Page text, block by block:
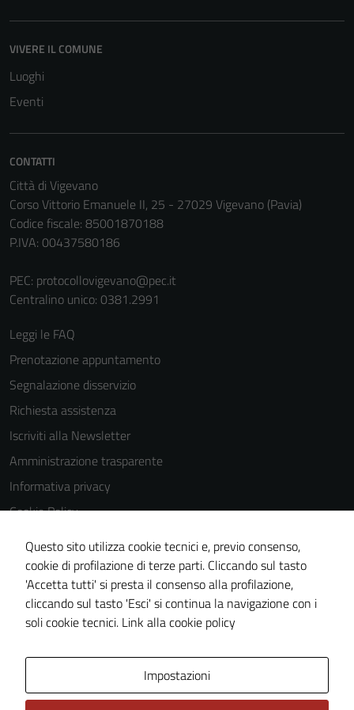
VIVERE IL COMUNE
Luoghi
Eventi
CONTATTI
Città di Vigevano
Corso Vittorio Emanuele II, 25 - 27029 Vigevano (Pavia)
Codice fiscale: 85001870188
P.IVA: 00437580186
PEC: protocollovigevano@pec.it
Centralino unico: 0381.2991
Leggi le FAQ
Prenotazione appuntamento
Segnalazione disservizio
Richiesta assistenza
Iscriviti alla Newsletter
Amministrazione trasparente
Informativa privacy
Cookie Policy
Media policy
Note legali
Dichiarazione di accessibilità
Piano di miglioramento del sito
Questo sito utilizza cookie tecnici e, previo consenso,
cookie di profilazione di terze parti. Cliccando sul tasto
'Accetta tutti' si presta il consenso alla profilazione,
cliccando sul tasto 'Esci' si continua la navigazione con i
soli cookie tecnici. Link alla cookie policy
Impostazioni
essere